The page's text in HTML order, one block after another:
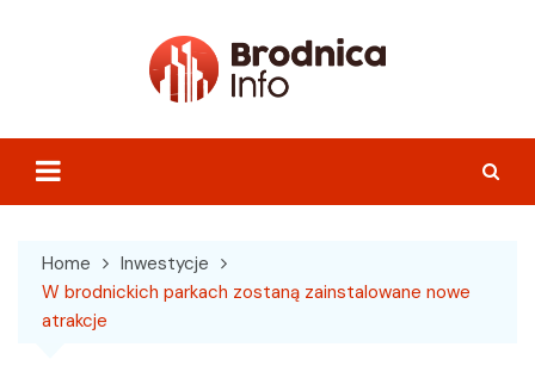
Home
Inwestycje
W brodnickich parkach zostaną zainstalowane nowe
atrakcje